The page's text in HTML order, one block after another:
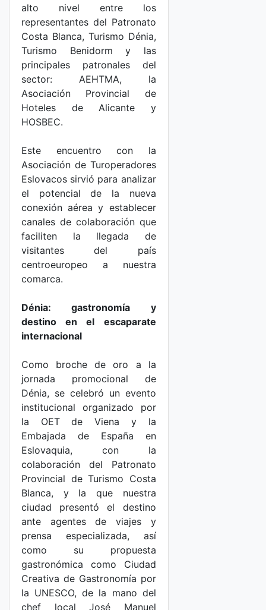
alto nivel entre los
representantes del Patronato
Costa Blanca, Turismo Dénia,
Turismo Benidorm y las
principales patronales del
sector: AEHTMA, la
Asociación Provincial de
Hoteles de Alicante y
HOSBEC.
Este encuentro con la
Asociación de Turoperadores
Eslovacos sirvió para analizar
el potencial de la nueva
conexión aérea y establecer
canales de colaboración que
faciliten la llegada de
visitantes del país
centroeuropeo a nuestra
comarca.
Dénia: gastronomía y
destino en el escaparate
internacional
Como broche de oro a la
jornada promocional de
Dénia, se celebró un evento
institucional organizado por
la OET de Viena y la
Embajada de España en
Eslovaquia, con la
colaboración del Patronato
Provincial de Turismo Costa
Blanca, y la que nuestra
ciudad presentó el destino
ante agentes de viajes y
prensa especializada, así
como su propuesta
gastronómica como Ciudad
Creativa de Gastronomía por
la UNESCO, de la mano del
chef local José Manuel